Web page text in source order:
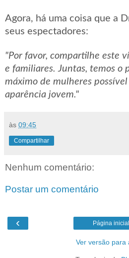
Agora, há uma coisa que a
seus espectadores:
"Por favor, compartilhe este
e familiares. Juntas, temos o
máximo de mulheres
aparência jovem."
às 09:45
Compartilhar
Nenhum comentário:
Postar um comentário
‹ Página inicial
Ver versão para